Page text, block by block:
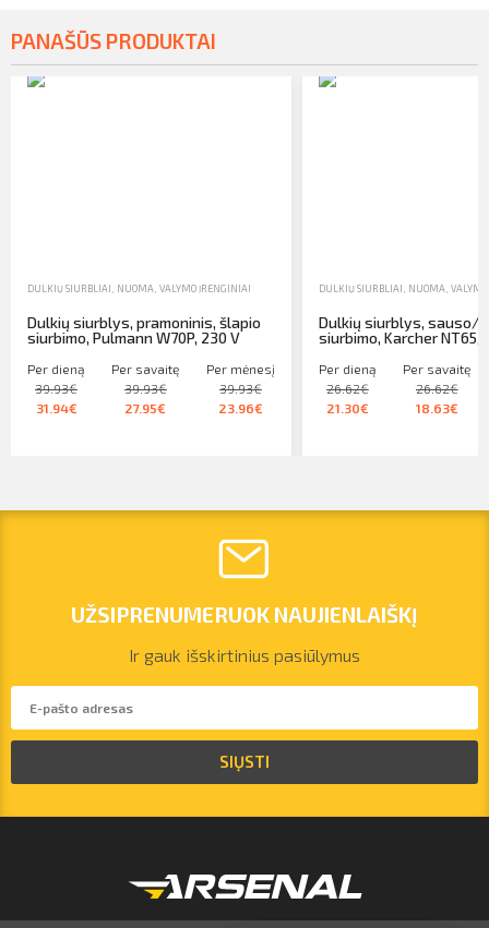
vilnius@arsenalrent.com
PANAŠŪS PRODUKTAI
DULKIŲ SIURBLIAI NUOMA VALYMO ĮRENGINIAI
Dulkių siurblys, pramoninis, šlapio
siurbimo, Pulmann W70P, 230 V
Per dieną
39.93€
31.94€
Per savaitę
39.93€
27.95€
Per mėnesį
39.93€
23.96€
DULKIŲ SIURBLIAI NUOMA
Dulkių siurblys, sauso/
siurbimo, Karcher NT65/
Per dieną
26.62€
21.30€
Per savaitę
26.62€
18.63€
UŽSIPRENUMERUOK NAUJIENLAIŠKĮ
Ir gauk išskirtinius pasiūlymus
SIŲSTI